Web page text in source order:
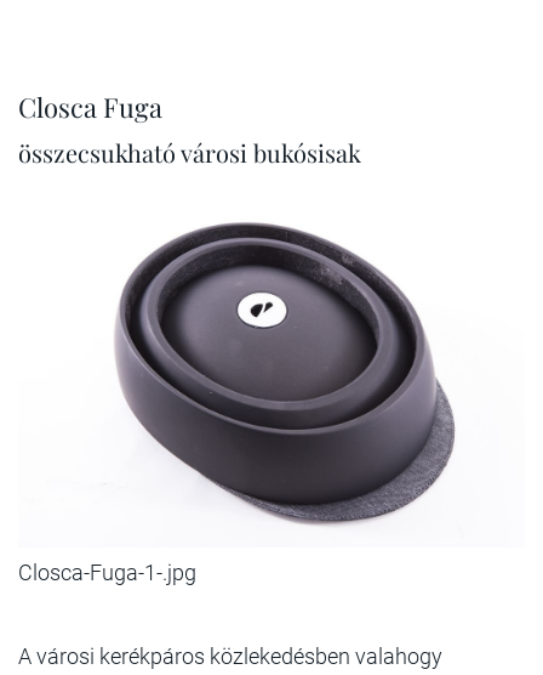
Closca Fuga
összecsukható városi bukósisak
Closca-Fuga-1-.jpg
A városi kerékpáros közlekedésben valahogy